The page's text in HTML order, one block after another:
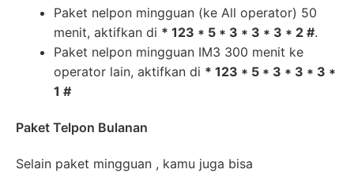
Paket nelpon mingguan (ke All operator) 50
menit, aktifkan di * 123 * 5 * 3 * 3 * 3 * 2 #.
Paket nelpon mingguan IM3 300 menit ke
operator lain, aktifkan di * 123 * 5 * 3 * 3 * 3 *
1 #
Paket Telpon Bulanan
Selain paket mingguan , kamu juga bisa